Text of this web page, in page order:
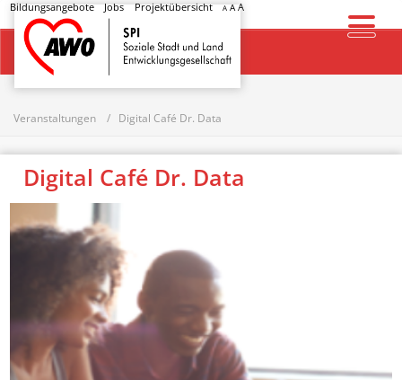
Bildungsangebote Jobs Projektübersicht A AA
Startseite
Veranstaltungen Digital Café Dr. Data
Digital Café Dr. Data